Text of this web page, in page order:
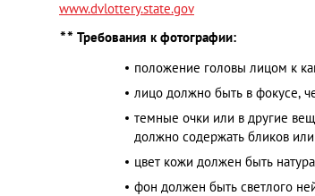
www.dvlottery.state.gov
** Требования к фотографии:
положение головы лицом к
лицо должно быть в фокусе,
темные очки или в другие
должно содержать бликов
цвет кожи должен быть
фон должен быть светлого